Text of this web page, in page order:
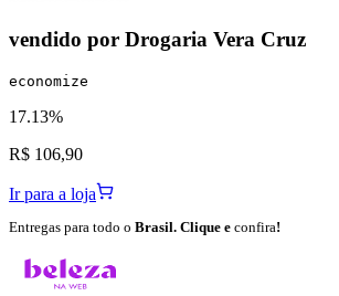
vendido por Drogaria Vera Cruz
economize
17.13%
R$ 106,90
Ir para a loja
Entregas para todo o Brasil. Clique e confira!